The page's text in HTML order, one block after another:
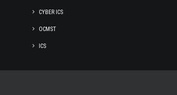
CYBER ICS
OCMST
ICS